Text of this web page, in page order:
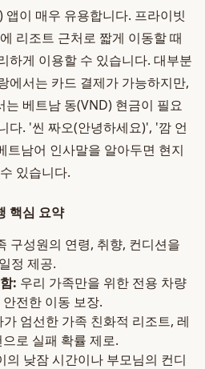
이 매우 유용합니다. 프라이빗
리조트 근처로 짧게 이동할 때
하게 이용할 수 있습니다. 대부분
에서는 카드 결제가 가능하지만,
베트남 동(VND) 현금이 필요
다. '씬 짜오(안녕하세요)', '깜 언
트남어 인사말을 알아두면 현지
있습니다.
핵심 요약
구성원의 연령, 취향, 컨디션을
정 제공.
: 우리 가족만을 위한 전용 차량
전한 이동 보장.
가 엄선한 가족 친화적 리조트, 레
로 실패 확률 제로.
의 낮잠 시간이나 부모님의 컨디